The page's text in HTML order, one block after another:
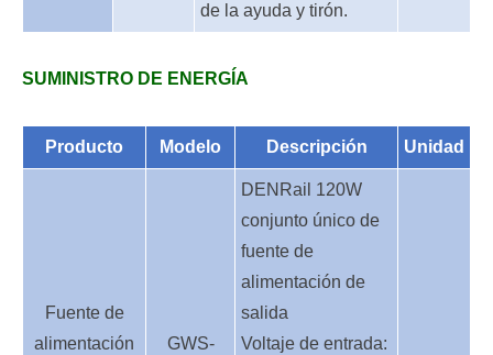
de la ayuda y tirón.
SUMINISTRO DE ENERGÍA
Producto Modelo Descripción Unidad
Fuente de
alimentación
GWS-
DEN Rail 120W
conjunto único de
fuente de
alimentación de
salida
Voltaje de entrada: